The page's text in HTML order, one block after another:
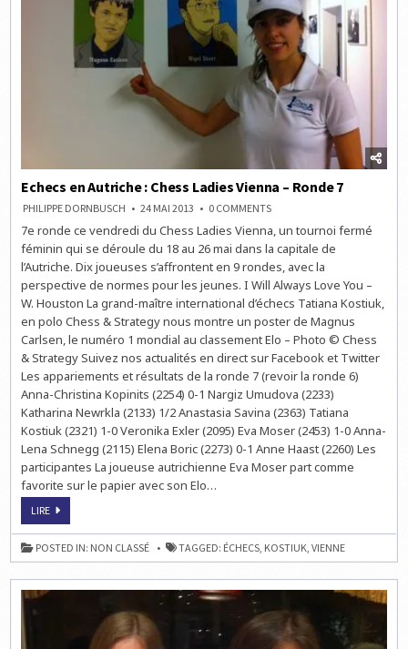
Echecs en Autriche : Chess Ladies Vienna – Ronde 7
PHILIPPE DORNBUSCH 24 MAI 2013 0 COMMENTSON
EN
AUTRICHE
:
LADIES
VIENNA
RONDE
7
7e ronde ce vendredi du Chess Ladies Vienna, un tournoi fermé
féminin qui se déroule du 18 au 26 mai dans la capitale de
l’Autriche. Dix joueuses s’affrontent en 9 rondes, avec la
perspective de normes pour les jeunes. I Will Always Love You –
W. Houston La grand-maître international d’échecs Tatiana Kostiuk,
en polo Chess & Strategy nous montre un poster de Magnus
Carlsen, le numéro 1 mondial au classement Elo – Photo © Chess
& Strategy Suivez nos actualités en direct sur Facebook et Twitter
Les appariements et résultats de la ronde 7 (revoir la ronde 6)
Anna-Christina Kopinits (2254) 0-1 Nargiz Umudova (2233)
Katharina Newrkla (2133) 1/2 Anastasia Savina (2363) Tatiana
Kostiuk (2321) 1-0 Veronika Exler (2095) Eva Moser (2453) 1-0 Anna-
Lena Schnegg (2115) Elena Boric (2273) 0-1 Anne Haast (2260) Les
participantes La joueuse autrichienne Eva Moser part comme
favorite sur le papier avec son Elo…
LIREECHECS
AUTRICHE
:
CHESS
LADIES
POSTED IN: NON CLASSÉ TAGGED: ÉCHECS KOSTIUK ,VIENNE